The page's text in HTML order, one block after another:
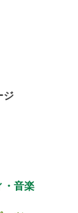
ジ
・音楽